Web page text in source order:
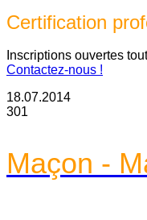
Certification
Inscriptions ouvertes
Contactez-nous !
18.07.2014
301
Maçon -